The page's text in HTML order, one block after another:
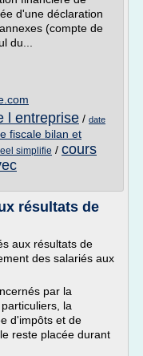
d'une déclaration
(compte de
du...
l entreprise / date
fiscale bilan et
simplifie / cours
résultats de
aux résultats de
des salariés aux
par la
la
d'impôts et de
reste placée durant